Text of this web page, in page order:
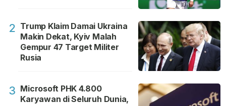
2 Trump Klaim Damai Ukraina
Makin Dekat, Kyiv Malah
Gempur 47 Target Militer
Rusia
3 Microsoft PHK 4.800
Karyawan di Seluruh Dunia,